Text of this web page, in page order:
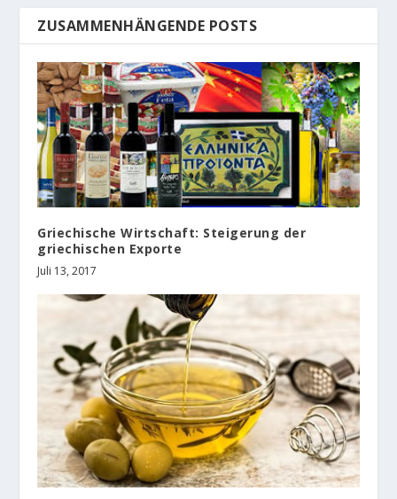
ZUSAMMENHÄNGENDE POSTS
Griechische Wirtschaft: Steigerung der
griechischen Exporte
Juli 13, 2017